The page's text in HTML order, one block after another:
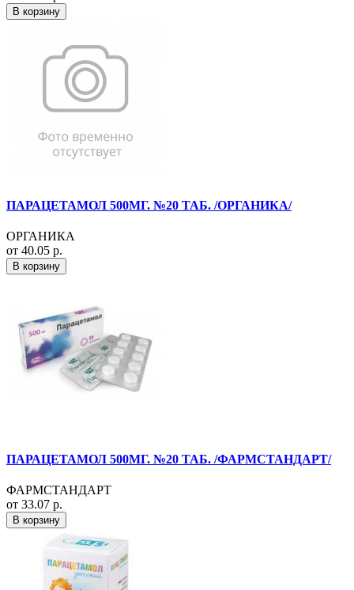
В корзину
ПАРАЦЕТАМОЛ 500МГ. №20 ТАБ. /ОРГАНИКА/
ОРГАНИКА
от 40.05 р.
В корзину
ПАРАЦЕТАМОЛ 500МГ. №20 ТАБ. /ФАРМСТАНДАРТ/
ФАРМСТАНДАРТ
от 33.07 р.
В корзину